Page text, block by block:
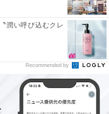
潤い呼び込むクレ
Recommended by